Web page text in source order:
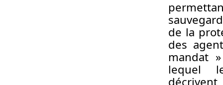
de la
des
mandat
lequel